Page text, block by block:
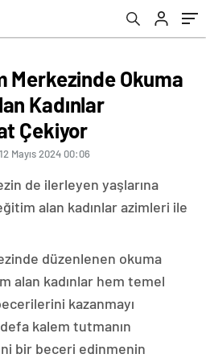
Merkezinde Okuma
Kadınlar
Çekiyor
12 Mayıs 2024 00:06
de ilerleyen yaşlarına
alan kadınlar azimleri ile
düzenlenen okuma
alan kadınlar hem temel
kazanmayı
kalem tutmanın
bir beceri edinmenin
Koordinasyon